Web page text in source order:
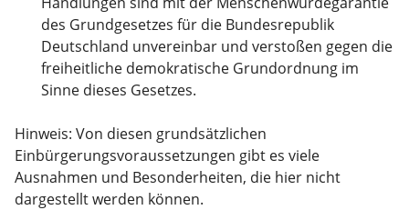
des Grundgesetzes für die Bundesrepublik
Deutschland unvereinbar und verstoßen gegen die
freiheitliche demokratische Grundordnung im
Sinne dieses Gesetzes.
Hinweis: Von diesen grundsätzlichen
Einbürgerungsvoraussetzungen gibt es viele
Ausnahmen und Besonderheiten, die hier nicht
dargestellt werden können.